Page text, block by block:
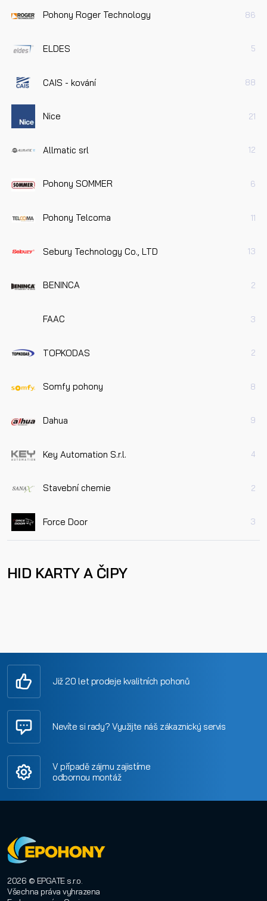
Pohony Roger Technology 86
ELDES 5
CAIS - kování 88
Nice 21
Allmatic srl 12
Pohony SOMMER 6
Pohony Telcoma 11
Sebury Technology Co., LTD 13
BENINCA 2
FAAC 3
TOPKODAS 2
Somfy pohony 8
Dahua 9
Key Automation S.r.l. 4
Stavební chemie 2
Force Door 3
HID KARTY A ČIPY
Již 20 let prodeje kvalitních pohonů
Nevíte si rady? Využijte náš zákaznický servis
V případě zájmu zajistíme
odbornou montáž
2026 © EPGATE s.r.o.
Všechna práva vyhrazena